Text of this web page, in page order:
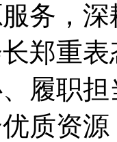
务，
郑重
履职
质资